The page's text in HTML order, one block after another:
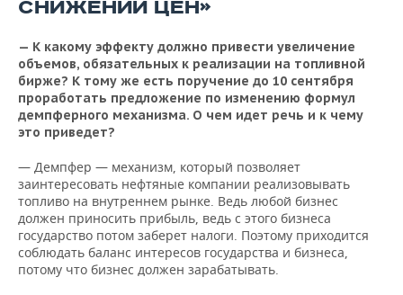
СНИЖЕНИИ ЦЕН»
— К какому эффекту должно привести увеличение
объемов, обязательных к реализации на топливной
бирже? К тому же есть поручение до 10 сентября
проработать предложение по изменению формул
демпферного механизма. О чем идет речь и к чему
это приведет?
— Демпфер — механизм, который позволяет
заинтересовать нефтяные компании реализовывать
топливо на внутреннем рынке. Ведь любой бизнес
должен приносить прибыль, ведь с этого бизнеса
государство потом заберет налоги. Поэтому приходится
соблюдать баланс интересов государства и бизнеса,
потому что бизнес должен зарабатывать.